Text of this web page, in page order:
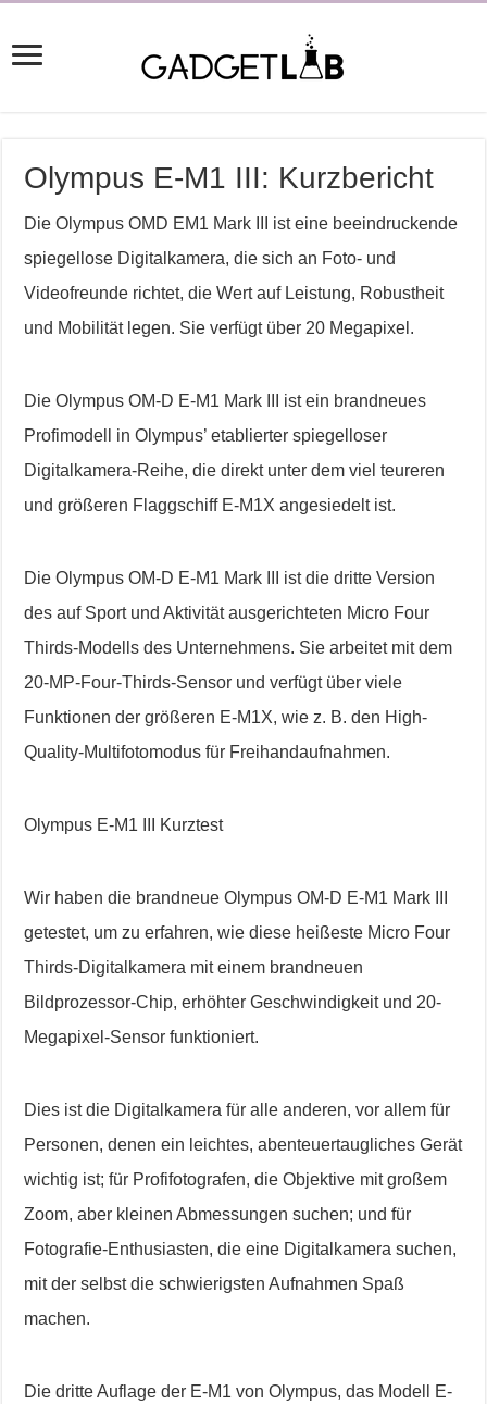
Olympus E-M1 III: Kurzbericht
Die Olympus OMD EM1 Mark III ist eine beeindruckende
spiegellose Digitalkamera, die sich an Foto- und
Videofreunde richtet, die Wert auf Leistung, Robustheit
und Mobilität legen. Sie verfügt über 20 Megapixel.
Die Olympus OM-D E-M1 Mark III ist ein brandneues
Profimodell in Olympus’ etablierter spiegelloser
Digitalkamera-Reihe, die direkt unter dem viel teureren
und größeren Flaggschiff E-M1X angesiedelt ist.
Die Olympus OM-D E-M1 Mark III ist die dritte Version
des auf Sport und Aktivität ausgerichteten Micro Four
Thirds-Modells des Unternehmens. Sie arbeitet mit dem
20-MP-Four-Thirds-Sensor und verfügt über viele
Funktionen der größeren E-M1X, wie z. B. den High-
Quality-Multifotomodus für Freihandaufnahmen.
Olympus E-M1 III Kurztest
Wir haben die brandneue Olympus OM-D E-M1 Mark III
getestet, um zu erfahren, wie diese heißeste Micro Four
Thirds-Digitalkamera mit einem brandneuen
Bildprozessor-Chip, erhöhter Geschwindigkeit und 20-
Megapixel-Sensor funktioniert.
Dies ist die Digitalkamera für alle anderen, vor allem für
Personen, denen ein leichtes, abenteuertaugliches Gerät
wichtig ist; für Profifotografen, die Objektive mit großem
Zoom, aber kleinen Abmessungen suchen; und für
Fotografie-Enthusiasten, die eine Digitalkamera suchen,
mit der selbst die schwierigsten Aufnahmen Spaß
machen.
Die dritte Auflage der E-M1 von Olympus, das Modell E-